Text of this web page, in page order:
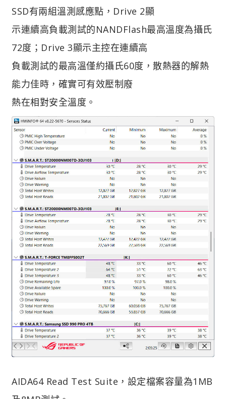
SSD有兩組溫測感應點，Drive 2顯
示連續高負載測試的NANDFlash最高溫度為攝氏
72度；Drive 3顯示主控在連續高
負載測試的最高溫僅約攝氏60度，散熱器的解熱
能力佳時，確實可有效壓制廢
熱在相對安全溫度。
AIDA64 Read Test Suite，設定檔案容量為1MB